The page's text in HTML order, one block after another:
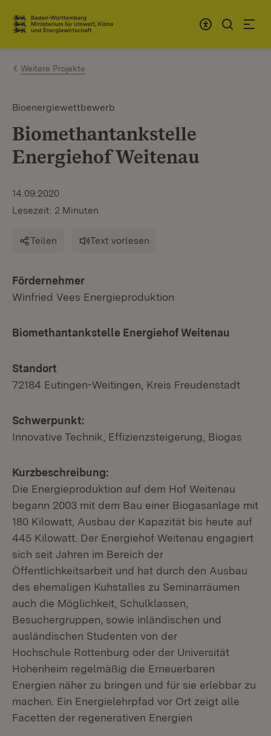
Zum Inhalt springen
Link zur Startseite
Weitere Projekte
Bioenergiewettbewerb
Biomethantankstelle
Energiehof Weitenau
14.09.2020
Lesezeit: 2 Minuten
Teilen Text vorlesen
Fördernehmer
Winfried Vees Energieproduktion
Biomethantankstelle Energiehof Weitenau
Standort
72184 Eutingen-Weitingen, Kreis Freudenstadt
Schwerpunkt:
Innovative Technik, Effizienzsteigerung, Biogas
Kurzbeschreibung:
Die Energieproduktion auf dem Hof Weitenau
begann 2003 mit dem Bau einer Biogasanlage mit
180 Kilowatt, Ausbau der Kapazität bis heute auf
445 Kilowatt. Der Energiehof Weitenau engagiert
sich seit Jahren im Bereich der
Öffentlichkeitsarbeit und hat durch den Ausbau
des ehemaligen Kuhstalles zu Seminarräumen
auch die Möglichkeit, Schulklassen,
Besuchergruppen, sowie inländischen und
ausländischen Studenten von der
Hochschule Rottenburg oder der Universität
Hohenheim regelmäßig die Erneuerbaren
Energien näher zu bringen und für sie erlebbar zu
machen. Ein Energielehrpfad vor Ort zeigt alle
Facetten der regenerativen Energien